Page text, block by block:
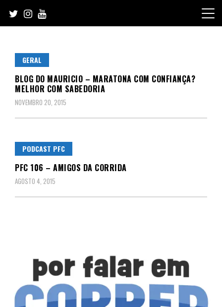
content
GERAL
BLOG DO MAURICIO – MARATONA COM CONFIANÇA?
MELHOR COM SABEDORIA
NOVEMBRO 20, 2015
PODCAST PFC
PFC 106 – AMIGOS DA CORRIDA
AGOSTO 4, 2015